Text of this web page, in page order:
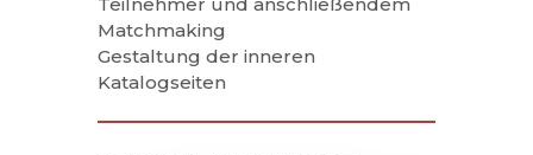
Matchmaking
Gestaltung der inneren
Katalogseiten